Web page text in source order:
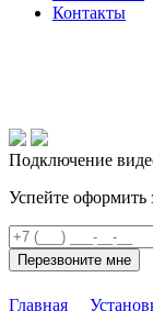
Контакты
Подключение
Успейте оформить
Перезвоните мне
Главная